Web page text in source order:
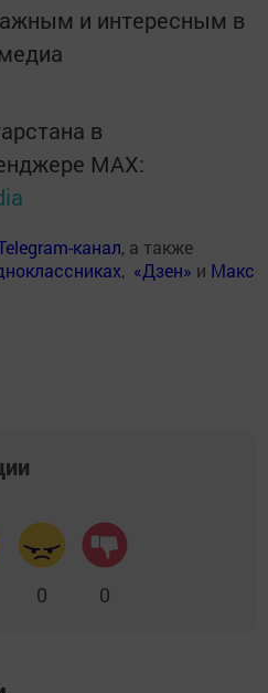
и интересным в
в
MАХ:
канал, а также
, «Дзен» и Макс
0 0